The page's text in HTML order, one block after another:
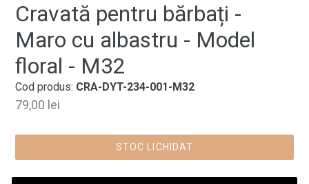
Cravată pentru bărbați -
Maro cu albastru - Model
floral - M32
Cod produs: CRA-DYT-234-001-M32
Preț
79,00 lei
STOC LICHIDAT